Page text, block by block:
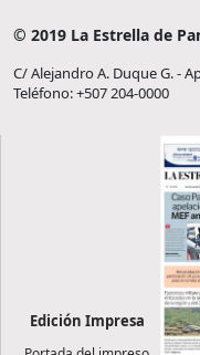
© 2019 La Estrella de
C/ Alejandro A. Duque G. -
Teléfono: +507 204-0000
Edición Impresa